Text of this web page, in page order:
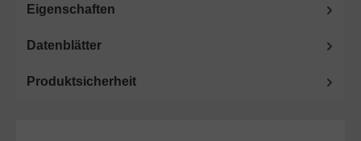
Eigenschaften
Datenblätter
Produktsicherheit